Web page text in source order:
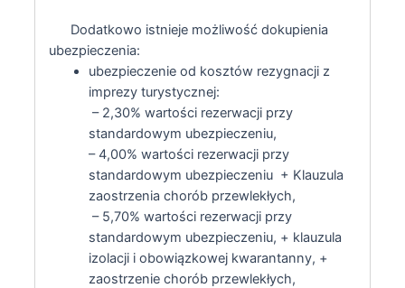
Dodatkowo istnieje możliwość dokupienia
ubezpieczenia:
ubezpieczenie od kosztów rezygnacji z
imprezy turystycznej:
– 2,30% wartości rezerwacji przy
standardowym ubezpieczeniu,
– 4,00% wartości rezerwacji przy
standardowym ubezpieczeniu + Klauzula
zaostrzenia chorób przewlekłych,
– 5,70% wartości rezerwacji przy
standardowym ubezpieczeniu, + klauzula
izolacji i obowiązkowej kwarantanny, +
zaostrzenie chorób przewlekłych,